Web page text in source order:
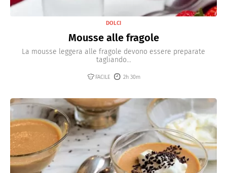
DOLCI
Mousse alle fragole
La mousse leggera alle fragole devono essere preparate
tagliando...
FACILE 2h 30m